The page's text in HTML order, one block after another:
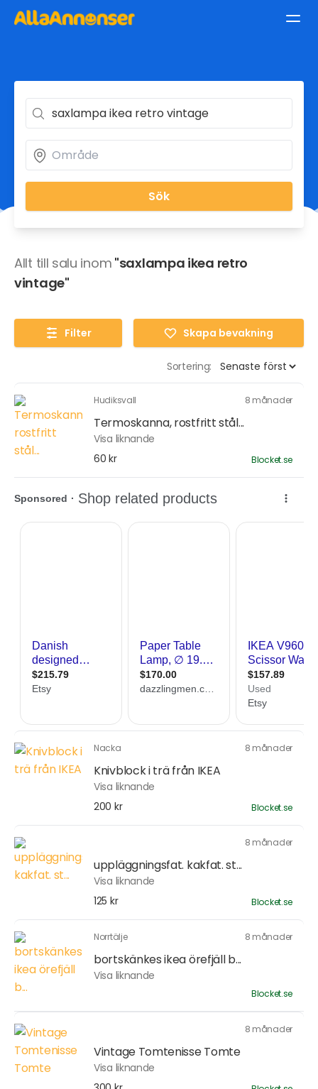
Sök
Allt till salu inom "saxlampa ikea retro
vintage"
Filter Skapa bevakning
Sortering:
Hudiksvall 8 månader
Termoskanna, rostfritt stål...
Visa liknande
60 kr
Blocket.se
Nacka 8 månader
Knivblock i trä från IKEA
Visa liknande
200 kr
Blocket.se
8 månader
uppläggningsfat. kakfat. st...
Visa liknande
125 kr
Blocket.se
Norrtälje 8 månader
bortskänkes ikea örefjäll b...
Visa liknande
Blocket.se
8 månader
Vintage Tomtenisse Tomte
Visa liknande